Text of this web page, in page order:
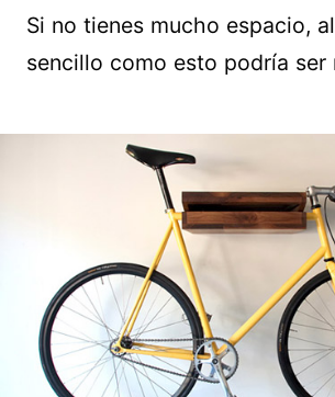
Si no tienes mucho espacio,
sencillo como esto podría ser